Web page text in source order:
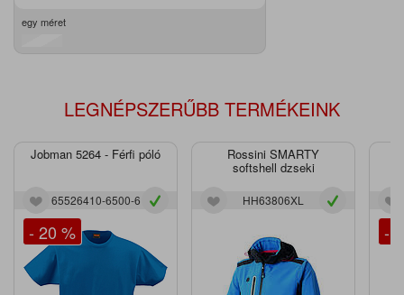
egy méret
LEGNÉPSZERŰBB TERMÉKEINK
Jobman 5264 - Férfi póló
65526410-6500-6
- 20 %
Rossini SMARTY
softshell dzseki
HH63806XL
-